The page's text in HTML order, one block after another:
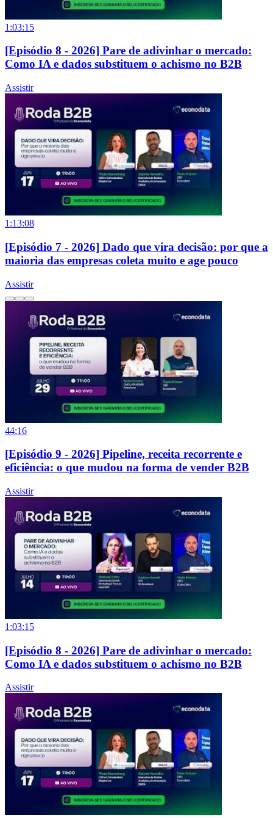
1:03:15
[Episódio 8 - 2026] Pare de adivinhar o mercado:
Como IA e dados substituem o achismo no B2B
Assistir
1:13:08
[Episódio 7 - 2026] Dado que vira decisão: por que a
maioria das empresas coleta muito e age pouco
Assistir
44:16
[Episódio 9 - 2026] Pipeline, receita recorrente e
eficiência: o que mudou na forma de vender B2B
Assistir
1:03:15
[Episódio 8 - 2026] Pare de adivinhar o mercado:
Como IA e dados substituem o achismo no B2B
Assistir